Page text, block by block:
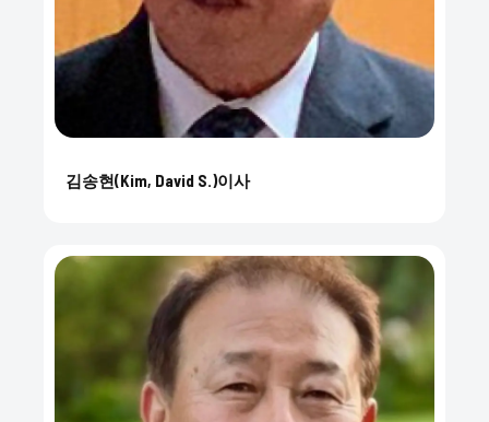
김송현(Kim, David S.)이사